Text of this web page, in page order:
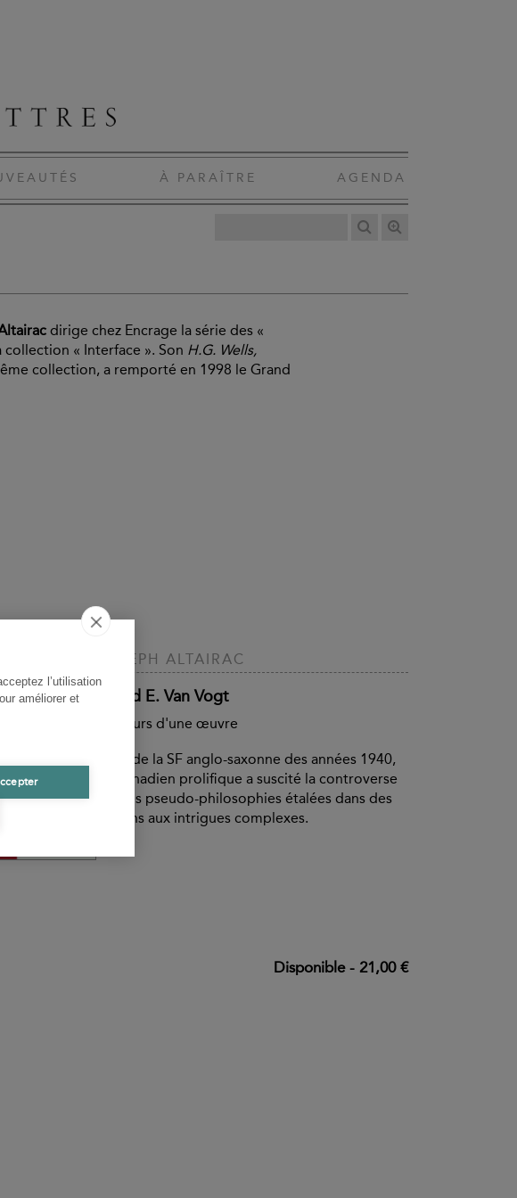
l’utilisation
améliorer et
À PARAÎTRE AGENDA
dirige chez Encrage la série des «
« Interface ». Son H.G. Wells,
collection, a remporté en 1998 le Grand
JOSEPH ALTAIRAC
Alfred E. Van Vogt
Parcours d'une œuvre
Pilier de la SF anglo-saxonne des années 1940,
ce Canadien prolifique a suscité la controverse
par ses pseudo-philosophies étalées dans des
romans aux intrigues complexes.
Disponible- 21,00 €